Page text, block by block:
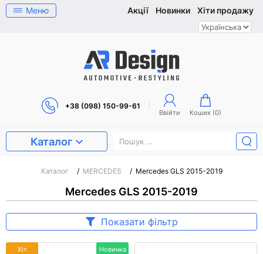
Меню Акції Новинки Хіти продажу
+38 (098) 150-99-61
Ввійти Кошик (0)
Каталог
Каталог / MERCEDES / Mercedes GLS 2015-2019
Mercedes GLS 2015-2019
Показати фільтр
Новинка
Хіт